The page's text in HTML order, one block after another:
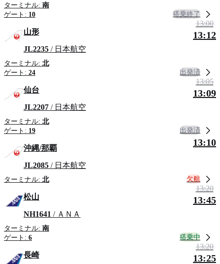
ターミナル: 南
ゲート: 10 搭乗終了
山形
JL2235 / 日本航空
ターミナル: 北
ゲート: 24
13:00
13:12
出発済
仙台
JL2207 / 日本航空
ターミナル: 北
ゲート: 19
13:05
13:09
出発済
沖縄/那覇
JL2085 / 日本航空
ターミナル: 北
13:10
欠航
松山
NH1641 / ＡＮＡ
ターミナル: 南
ゲート: 6
13:20
13:45
搭乗中
長崎
13:20
13:25